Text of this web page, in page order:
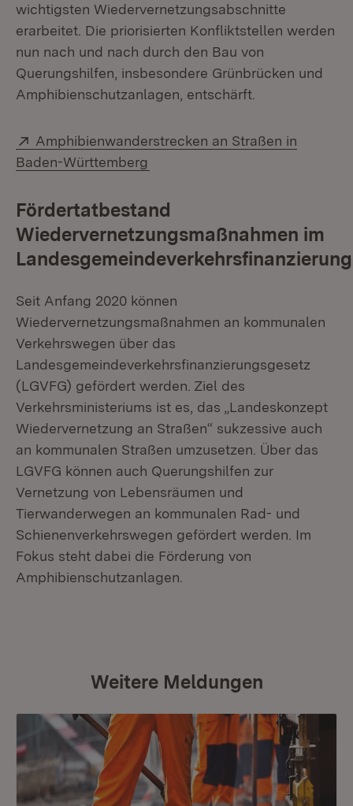
wichtigsten Wiedervernetzungsabschnitte
erarbeitet. Die priorisierten Konfliktstellen werden
nun nach und nach durch den Bau von
Querungshilfen, insbesondere Grünbrücken und
Amphibienschutzanlagen, entschärft.
Extern:
Amphibienwanderstrecken an Straßen in
Baden-Württemberg
Fördertatbestand
Wiedervernetzungsmaßnahmen im
Seit Anfang 2020 können
Wiedervernetzungsmaßnahmen an kommunalen
Verkehrswegen über das
Landesgemeindeverkehrsfinanzierungsgesetz
(LGVFG) gefördert werden. Ziel des
Verkehrsministeriums ist es, das „Landeskonzept
Wiedervernetzung an Straßen“ sukzessive auch
an kommunalen Straßen umzusetzen. Über das
LGVFG können auch Querungshilfen zur
Vernetzung von Lebensräumen und
Tierwanderwegen an kommunalen Rad- und
Schienenverkehrswegen gefördert werden. Im
Fokus steht dabei die Förderung von
Amphibienschutzanlagen.
Weitere Meldungen